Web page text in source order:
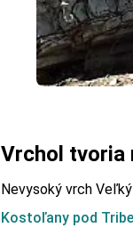
Vrchol tvoria
Nevysoký vrch
Kostoľany pod